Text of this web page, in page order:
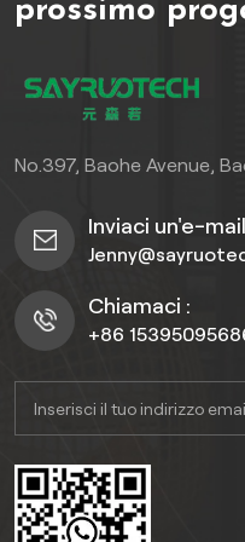
e spazi commerciali. Il
un'ampia gamma di design
eleganti, dai classici effetti
imitazioni di marmo,
senza sforzo qualsiasi
interno.
prossimo
No.397, Baohe Avenue,
Inviaci un'e-
Chiamaci :
+86